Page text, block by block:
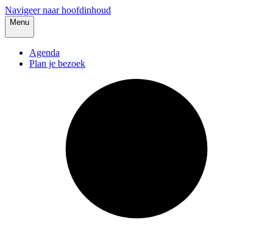
Navigeer naar hoofdinhoud
Menu
Agenda
Plan je bezoek